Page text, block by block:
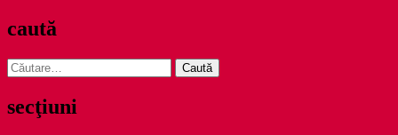
caută
Caută
după:
secţiuni